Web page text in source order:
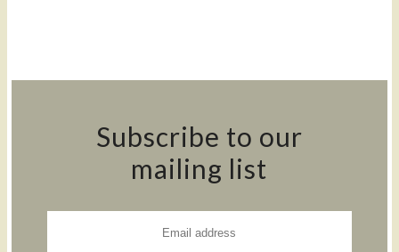
Subscribe to our
mailing list